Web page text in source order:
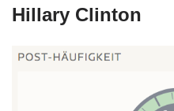
Hillary Clinton